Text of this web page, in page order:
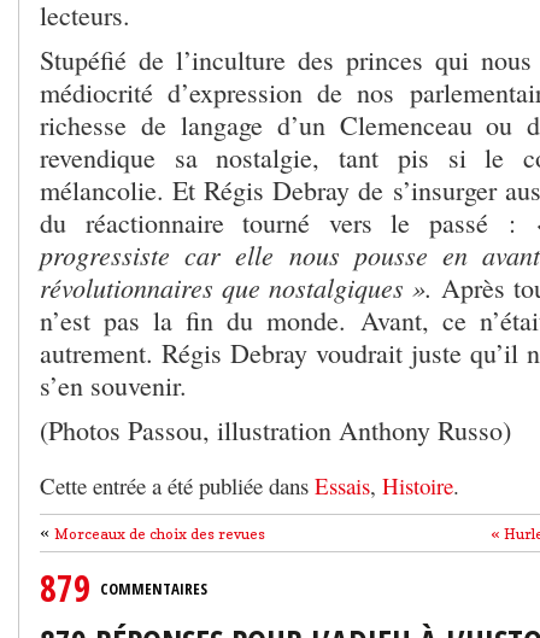
lecteurs.
Stupéfié de l’inculture des princes qui
médiocrité d’expression de nos
richesse de langage d’un Clemenceau ou
revendique sa nostalgie, tant pis si le
mélancolie. Et Régis Debray de s’insurger
du réactionnaire tourné vers le passé :
progressiste car elle nous pousse en
révolutionnaires que nostalgiques ». Après
n’est pas la fin du monde. Avant, ce
autrement. Régis Debray voudrait juste qu’il
s’en souvenir.
(Photos Passou, illustration Anthony Russo)
Cette entrée a été publiée dans Essais, Histoire.
«
« Morceaux de choix des revues
879 COMMENTAIRES